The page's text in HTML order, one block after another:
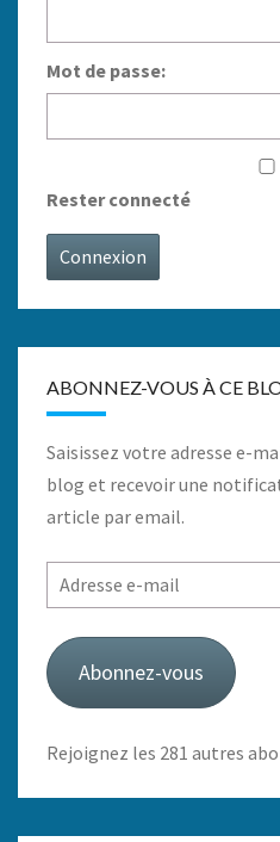
Mot de passe:
Rester connecté
Connexion
ABONNEZ-VOUS À CE
Saisissez votre adresse e-
blog et recevoir une
article par email.
Adresse
e-
mail
Abonnez-vous
Rejoignez les 281 autres